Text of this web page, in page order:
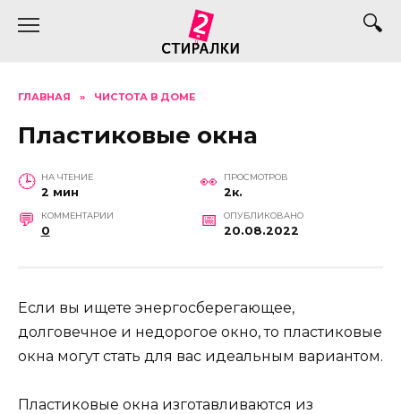
ГЛАВНАЯ » ЧИСТОТА В ДОМЕ
Пластиковые окна
НА ЧТЕНИЕ
2 мин
ПРОСМОТРОВ
2к.
КОММЕНТАРИИ
0
ОПУБЛИКОВАНО
20.08.2022
Если вы ищете энергосберегающее,
долговечное и недорогое окно, то пластиковые
окна могут стать для вас идеальным вариантом.
Пластиковые окна изготавливаются из